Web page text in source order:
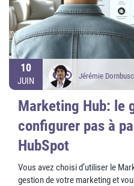
10
JUIN Jérémie
Marketing Hub: le
configurer pas à
HubSpot
Vous avez choisi d’utiliser le
gestion de votre marketing et